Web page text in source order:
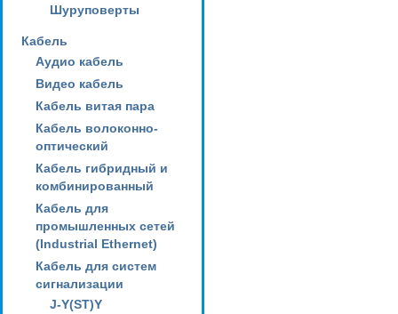
Шуруповерты
Кабель
Аудио кабель
Видео кабель
Кабель витая пара
Кабель волоконно-
оптический
Кабель гибридный и
комбинированный
Кабель для
промышленных сетей
(Industrial Ethernet)
Кабель для систем
сигнализации
J-Y(ST)Y